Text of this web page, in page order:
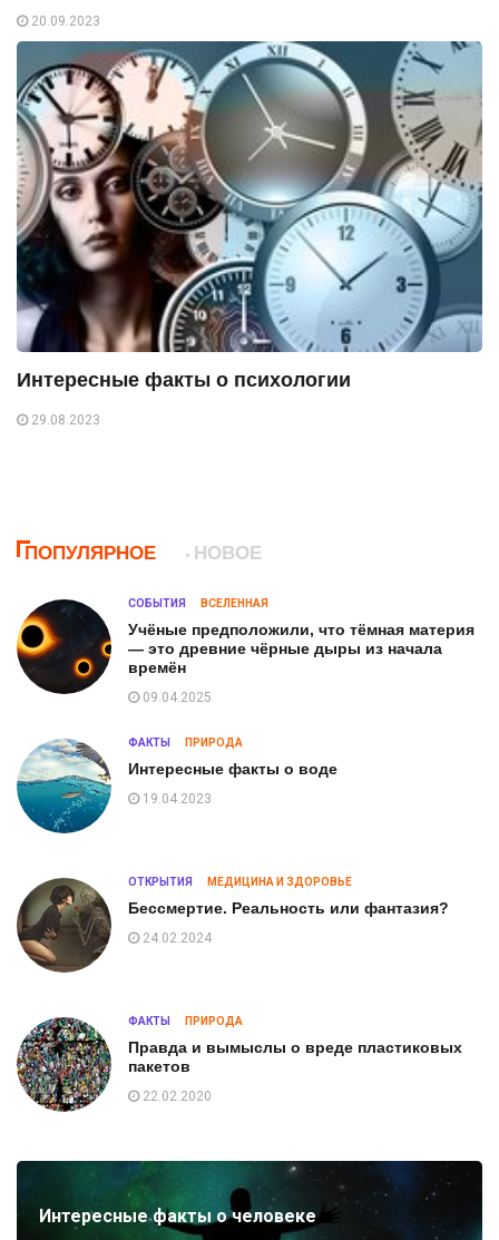
20.09.2023
Интересные факты о психологии
29.08.2023
ПОПУЛЯРНОЕ НОВОЕ
СОБЫТИЯ ВСЕЛЕННАЯ
Учёные предположили, что тёмная материя
— это древние чёрные дыры из начала
времён
09.04.2025
ФАКТЫ ПРИРОДА
Интересные факты о воде
19.04.2023
ОТКРЫТИЯ МЕДИЦИНА И ЗДОРОВЬЕ
Бессмертие. Реальность или фантазия?
24.02.2024
ФАКТЫ ПРИРОДА
Правда и вымыслы о вреде пластиковых
пакетов
22.02.2020
Интересные факты о человеке